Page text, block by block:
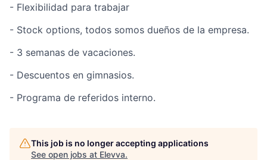
- Flexibilidad para trabajar
- Stock options, todos somos dueños de la empresa.
- 3 semanas de vacaciones.
- Descuentos en gimnasios.
- Programa de referidos interno.
This job is no longer accepting applications
See open jobs at Elevva.